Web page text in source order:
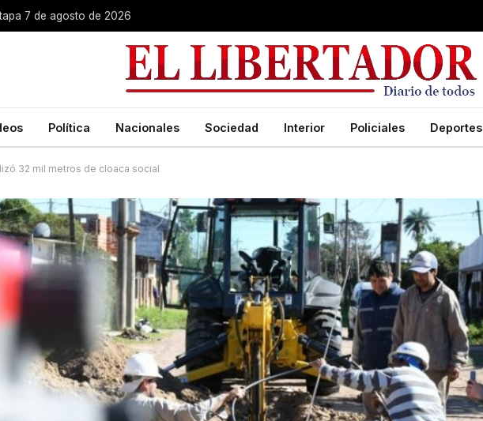
7 de agosto de 2026
Política Nacionales Sociedad Interior Policiales Deportes
32 mil metros de cloaca social